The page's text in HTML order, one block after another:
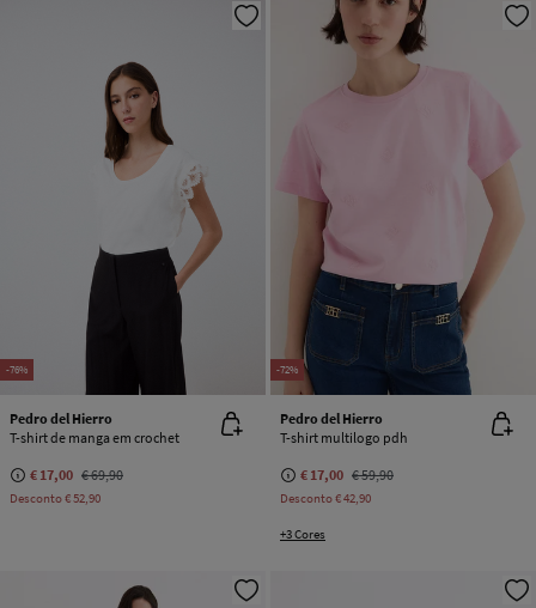
-76%
Pedro del Hierro
T-shirt de manga em crochet
€ 17,00 € 69,90
Desconto€ 52,90
-72%
Pedro del Hierro
T-shirt multilogo pdh
€ 17,00 € 59,90
Desconto€ 42,90
+3 Cores